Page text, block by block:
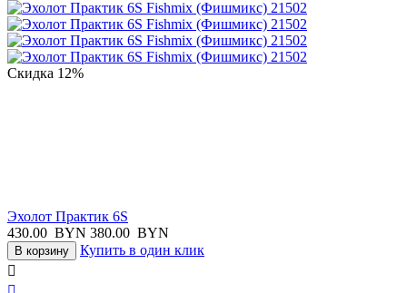
Скидка 12%
Эхолот Практик 6S
430.00 BYN 380.00 BYN
В корзину
Купить в один клик
